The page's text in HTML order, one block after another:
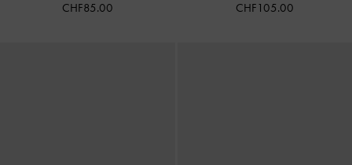
CHF85.00 CHF105.00